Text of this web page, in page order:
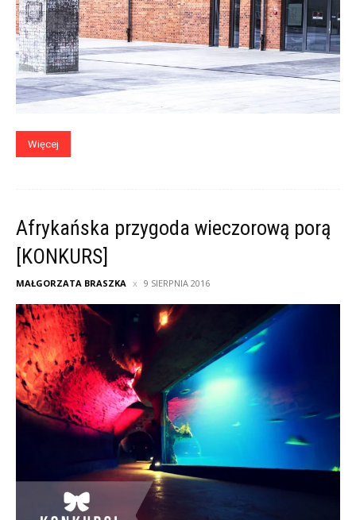
Więcej
Afrykańska przygoda wieczorową porą
[KONKURS]
MAŁGORZATA BRASZKA 9 SIERPNIA 2016